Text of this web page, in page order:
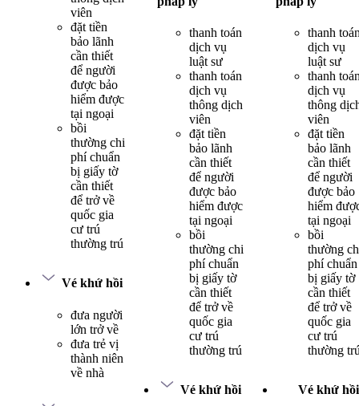
viên
đặt tiền
bảo lãnh
cần thiết
để người
được bảo
hiểm được
tại ngoại
bồi
thường chi
phí chuẩn
bị giấy tờ
cần thiết
để trở về
quốc gia
cư trú
thường trú
Vé khứ hồi
đưa người
lớn trở về
đưa trẻ vị
thành niên
về nhà
thanh toán
dịch vụ
luật sư
thanh toán
dịch vụ
thông dịch
viên
đặt tiền
bảo lãnh
cần thiết
để người
được bảo
hiểm được
tại ngoại
bồi
thường chi
phí chuẩn
bị giấy tờ
cần thiết
để trở về
quốc gia
cư trú
thường trú
Vé khứ hồi
thanh
dịch vụ
luật sư
thanh
dịch vụ
thông
viên
đặt tiền
bảo lãnh
cần thiết
để người
được bảo
hiểm
tại ngoại
bồi
thường
phí chuẩn
bị giấy tờ
cần thiết
để trở về
quốc gia
cư trú
thường
Vé khứ hồi